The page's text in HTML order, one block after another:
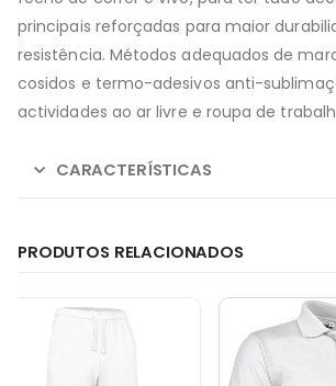
principais reforçadas para maior
resistência. Métodos adequados de
cosidos e termo-adesivos anti-
actividades ao ar livre e roupa de
CARACTERÍSTICAS
PRODUTOS RELACIONADOS
product
has
multiple
product
has
multiple